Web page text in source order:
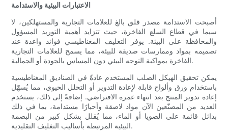
الاعتبارات البيئية والاستدامة
أصبحت الاستدامة مصدر قلق بالغ للعلامات التجارية والمستهلكين، لا
سيما في قطاع السلع الفاخرة، حيث تتزايد أهمية التوريد المسؤول
والمحافظة على البيئة. يوفر التغليف المغناطيسي فوائد واعدة عند
تصميمه بمواد وممارسات صديقة للبيئة، مما يسمح للعلامات التجارية
الفاخرة بمواكبة التوجه البيئي دون المساس بالجودة أو الجمالية.
يمكن تحقيق الهيكل الصلب المستخدم عادةً في الصناديق المغناطيسية
باستخدام ورق وألواح قابلة لإعادة التدوير أو التحلل الحيوي، مما يُسهّل
إعادة تدوير المنتج بعد انتهاء عمره الافتراضي. إضافةً إلى ذلك، يستخدم
العديد من المصنّعين الآن مواد لاصقة وأحبارًا مستدامة، بما في ذلك
بدائل قائمة على الصويا أو الماء، مما يُقلل بشكل كبير من البصمة
البيئية المرتبطة بأساليب التغليف التقليدية.